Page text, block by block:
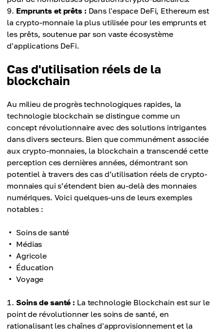
Emprunts et prêts : Dans l'espace DeFi, Ethereum est
la crypto-monnaie la plus utilisée pour les emprunts et
les prêts, soutenue par son vaste écosystème
d'applications DeFi.
Cas d'utilisation réels de la
blockchain
Au milieu de progrès technologiques rapides, la
technologie blockchain se distingue comme un
concept révolutionnaire avec des solutions intrigantes
dans divers secteurs. Bien que communément associée
aux crypto-monnaies, la blockchain a transcendé cette
perception ces dernières années, démontrant son
potentiel à travers des cas d’utilisation réels de crypto-
monnaies qui s’étendent bien au-delà des monnaies
numériques. Voici quelques-uns de leurs exemples
notables :
Soins de santé
Médias
Agricole
Éducation
Voyage
Soins de santé : La technologie Blockchain est sur le
point de révolutionner les soins de santé, en
rationalisant les chaînes d'approvisionnement et la